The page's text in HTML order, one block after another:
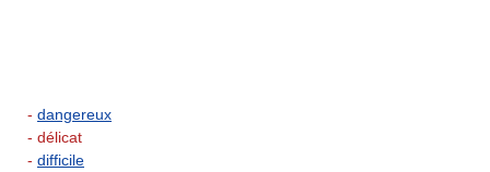
- dangereux
- délicat
- difficile